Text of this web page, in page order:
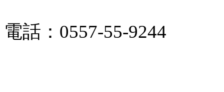
電話：0557-55-9244